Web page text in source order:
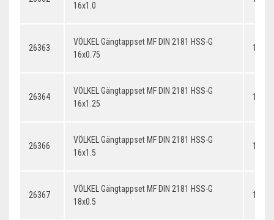
16x1.0
26363
VÖLKEL Gängtappset MF DIN 2181 HSS-G
16x0.75
26364
VÖLKEL Gängtappset MF DIN 2181 HSS-G
16x1.25
26366
VÖLKEL Gängtappset MF DIN 2181 HSS-G
16x1.5
26367
VÖLKEL Gängtappset MF DIN 2181 HSS-G
18x0.5